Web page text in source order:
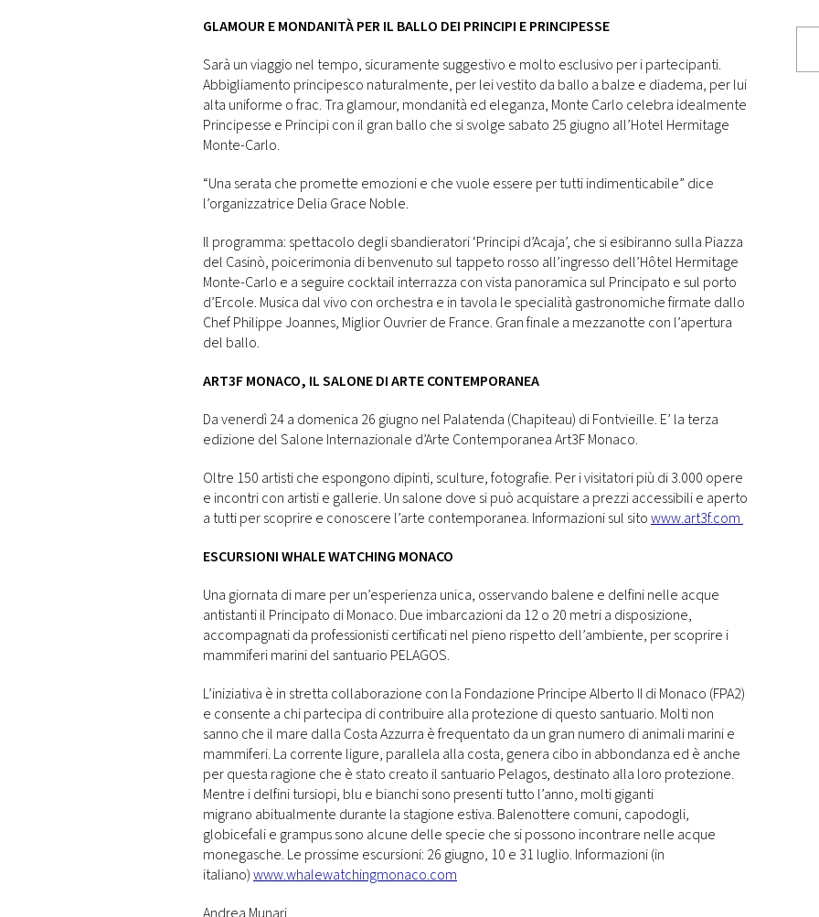
GLAMOUR E MONDANITÀ PER IL BALLO DEI PRINCIPI E PRINCIPESSE
Sarà un viaggio nel tempo, sicuramente suggestivo e molto esclusivo per i partecipanti.
Abbigliamento principesco naturalmente, per lei vestito da ballo a balze e diadema, per lui
alta uniforme o frac. Tra glamour, mondanità ed eleganza, Monte Carlo celebra idealmente
Principesse e Principi con il gran ballo che si svolge sabato 25 giugno all’Hotel Hermitage
Monte-Carlo.
“Una serata che promette emozioni e che vuole essere per tutti indimenticabile” dice
l’organizzatrice Delia Grace Noble.
Il programma: spettacolo degli sbandieratori ‘Principi d’Acaja’, che si esibiranno sulla Piazza
del Casinò, poicerimonia di benvenuto sul tappeto rosso all’ingresso dell’Hôtel Hermitage
Monte-Carlo e a seguire cocktail interrazza con vista panoramica sul Principato e sul porto
d’Ercole. Musica dal vivo con orchestra e in tavola le specialità gastronomiche firmate dallo
Chef Philippe Joannes, Miglior Ouvrier de France. Gran finale a mezzanotte con l’apertura
del ballo.
ART3F MONACO, IL SALONE DI ARTE CONTEMPORANEA
Da venerdì 24 a domenica 26 giugno nel Palatenda (Chapiteau) di Fontvieille. E’ la terza
edizione del Salone Internazionale d’Arte Contemporanea Art3F Monaco.
Oltre 150 artisti che espongono dipinti, sculture, fotografie. Per i visitatori più di 3.000 opere
e incontri con artisti e gallerie. Un salone dove si può acquistare a prezzi accessibili e aperto
a tutti per scoprire e conoscere l’arte contemporanea. Informazioni sul sitowww.art3f.com
ESCURSIONI WHALE WATCHING MONACO
Una giornata di mare per un’esperienza unica, osservando balene e delfini nelle acque
antistanti il Principato di Monaco. Due imbarcazioni da 12 o 20 metri a disposizione,
accompagnati da professionisti certificati nel pieno rispetto dell’ambiente, per scoprire i
mammiferi marini del santuario PELAGOS.
L’iniziativa è in stretta collaborazione con la Fondazione Principe Alberto II di Monaco (FPA2)
e consente a chi partecipa di contribuire alla protezione di questo santuario. Molti non
sanno che il mare dalla Costa Azzurra è frequentato da un gran numero di animali marini e
mammiferi. La corrente ligure, parallela alla costa, genera cibo in abbondanza ed è anche
per questa ragione che è stato creato il santuario Pelagos, destinato alla loro protezione.
Mentre i delfini tursiopi, blu e bianchi sono presenti tutto l’anno, molti giganti
migrano abitualmente durante la stagione estiva. Balenottere comuni, capodogli,
globicefali e grampus sono alcune delle specie che si possono incontrare nelle acque
monegasche. Le prossime escursioni: 26 giugno, 10 e 31 luglio. Informazioni (in
italiano)www.whalewatchingmonaco.com